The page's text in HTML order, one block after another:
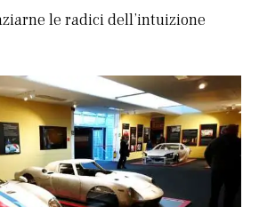
le radici dell’intuizione